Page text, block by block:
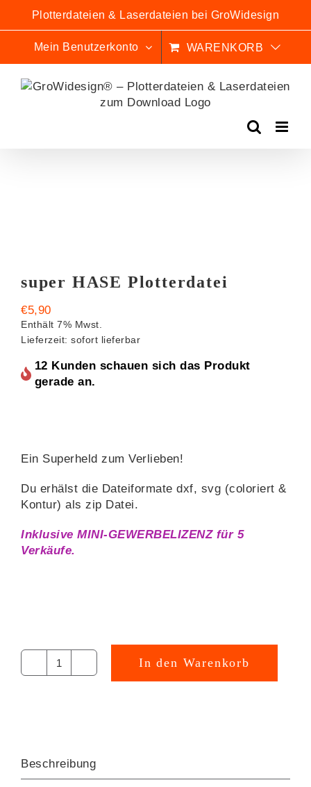
springen
Plotterdateien & Laserdateien bei GroWidesign
Mein Benutzerkonto WARENKORB
super HASE Plotterdatei
€5,90
Enthält 7% Mwst.
Lieferzeit: sofort lieferbar
12 Kunden schauen sich das Produkt
gerade an.
Ein Superheld zum Verlieben!
Du erhälst die Dateiformate dxf, svg (coloriert &
Kontur) als zip Datei.
Inklusive MINI-GEWERBELIZENZ für 5
Verkäufe.
super
In den Warenkorb
Alternative:
Beschreibung